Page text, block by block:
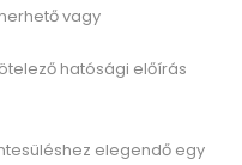
vagy
hatósági előírás
elegendő egy